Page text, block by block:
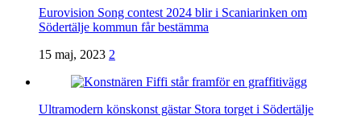
Eurovision Song contest 2024 blir i Scaniarinken om
Södertälje kommun får bestämma
15 maj, 2023 2
Ultramodern könskonst gästar Stora torget i Södertälje